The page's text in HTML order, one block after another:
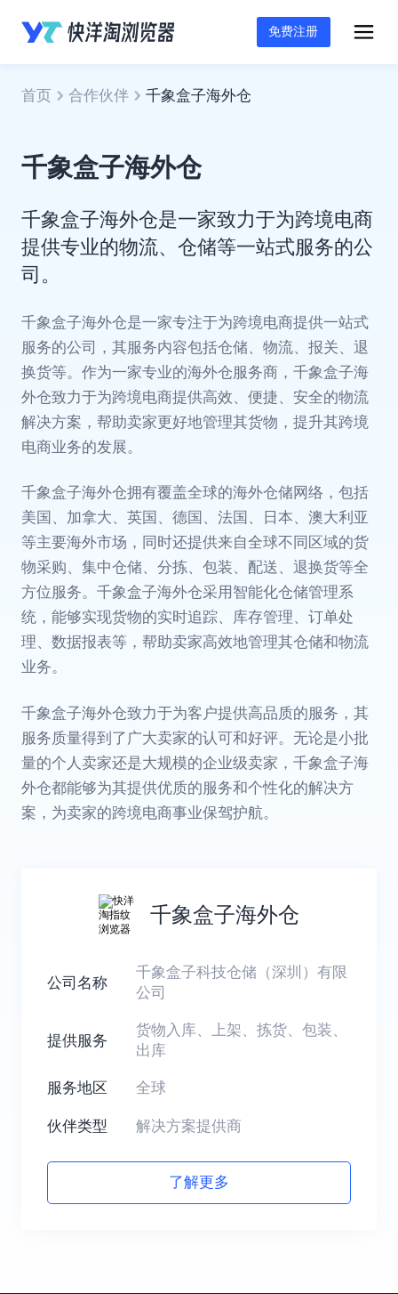
免费注册
首页 合作伙伴 千象盒子海外仓
千象盒子海外仓
公司名称
千象盒子科技仓储（深圳）有限
公司
提供服务
货物入库、上架、拣货、包装、
出库
服务地区 全球
伙伴类型 解决方案提供商
了解更多
千象盒子海外仓
千象盒子海外仓是一家致力于为跨境电商
提供专业的物流、仓储等一站式服务的公
司。
千象盒子海外仓是一家专注于为跨境电商提供一站式
服务的公司，其服务内容包括仓储、物流、报关、退
换货等。作为一家专业的海外仓服务商，千象盒子海
外仓致力于为跨境电商提供高效、便捷、安全的物流
解决方案，帮助卖家更好地管理其货物，提升其跨境
电商业务的发展。
千象盒子海外仓拥有覆盖全球的海外仓储网络，包括
美国、加拿大、英国、德国、法国、日本、澳大利亚
等主要海外市场，同时还提供来自全球不同区域的货
物采购、集中仓储、分拣、包装、配送、退换货等全
方位服务。千象盒子海外仓采用智能化仓储管理系
统，能够实现货物的实时追踪、库存管理、订单处
理、数据报表等，帮助卖家高效地管理其仓储和物流
业务。
千象盒子海外仓致力于为客户提供高品质的服务，其
服务质量得到了广大卖家的认可和好评。无论是小批
量的个人卖家还是大规模的企业级卖家，千象盒子海
外仓都能够为其提供优质的服务和个性化的解决方
案，为卖家的跨境电商事业保驾护航。